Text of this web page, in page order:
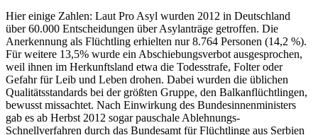
Hier einige Zahlen: Laut Pro Asyl wurden 2012 in Deutschland
über 60.000 Entscheidungen über Asylanträge getroffen. Die
Anerkennung als Flüchtling erhielten nur 8.764 Personen (14,2 %).
Für weitere 13,5% wurde ein Abschiebungsverbot ausgesprochen,
weil ihnen im Herkunftsland etwa die Todesstrafe, Folter oder
Gefahr für Leib und Leben drohen. Dabei wurden die üblichen
Qualitätsstandards bei der größten Gruppe, den Balkanflüchtlingen,
bewusst missachtet. Nach Einwirkung des Bundesinnenministers
gab es ab Herbst 2012 sogar pauschale Ablehnungs-
Schnellverfahren durch das Bundesamt für Flüchtlinge aus Serbien